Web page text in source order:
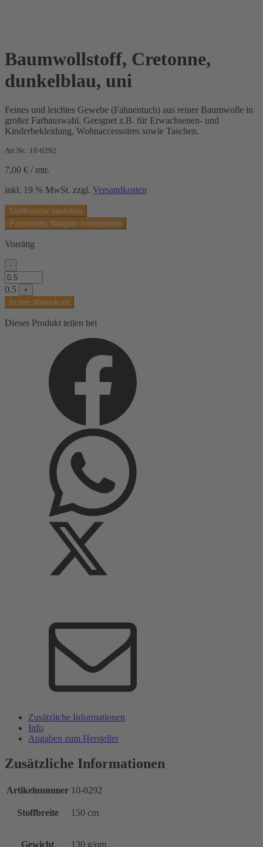
Baumwollstoff, Cretonne,
dunkelblau, uni
Feines und leichtes Gewebe (Fahnentuch) aus reiner Baumwolle in
großer Farbauswahl. Geeignet z.B. für Erwachsenen- und
Kinderbekleidung, Wohnaccessoires sowie Taschen.
Art.Nr.: 10-0292
7,00 € / mtr.
inkl. 19 % MwSt. zzgl. Versandkosten
Stoffmuster bestellen
Passendes Nähgarn mitbestellen
Vorrätig
-
Baumwollstoff,
Cretonne,
dunkelblau,
uni
Menge
0.5
+
In den Warenkorb
Dieses Produkt teilen bei
Zusätzliche Informationen
Info
Angaben zum Hersteller
Zusätzliche Informationen
Artikelnummer 10-0292
Stoffbreite 150 cm
Gewicht 130 g/qm